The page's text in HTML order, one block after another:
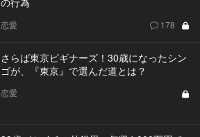
恋愛 178
さらば東京ビギナーズ！30歳になったシン
ゴが、『東京』で選んだ道とは？
恋愛